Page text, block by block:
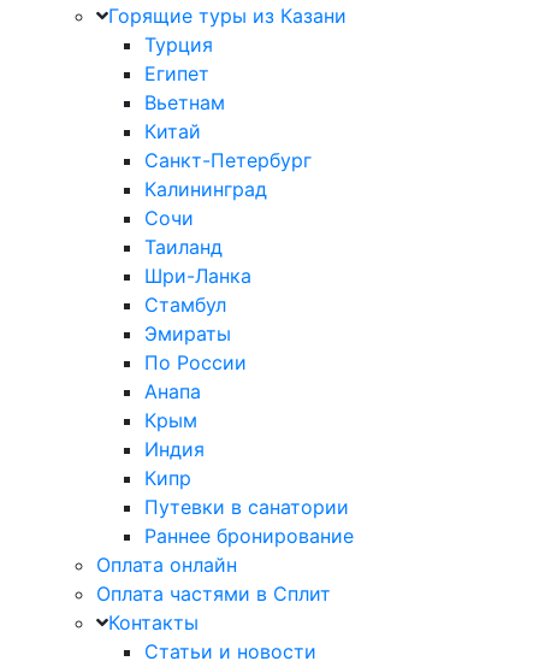
Горящие туры из Казани
Турция
Египет
Вьетнам
Китай
Санкт-Петербург
Калининград
Сочи
Таиланд
Шри-Ланка
Стамбул
Эмираты
По России
Анапа
Крым
Индия
Кипр
Путевки в санатории
Раннее бронирование
Оплата онлайн
Оплата частями в Сплит
Контакты
Статьи и новости